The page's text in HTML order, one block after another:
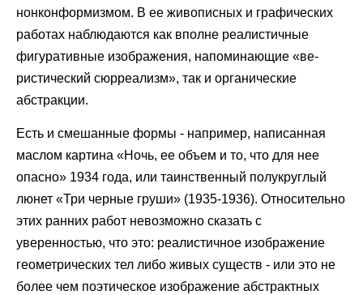
нонконформизмом. В ее живописных и графических
работах наблюдаются как вполне реалистичные
фигуративные изображения, напоминающие «ве-
ристический сюрреализм», так и органические
абстракции.
Есть и смешанные формы - например, написанная
маслом картина «Ночь, ее объем и то, что для нее
опасно» 1934 года, или таинственный полукруглый
люнет «Три черные груши» (1935-1936). Относительно
этих ранних работ невозможно сказать с
уверенностью, что это: реалистичное изображение
геометрических тел либо живых существ - или это не
более чем поэтическое изображение абстрактных